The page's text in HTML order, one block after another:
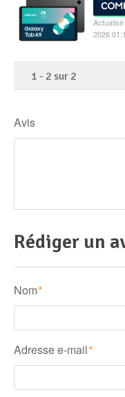
2026
1 - 2 sur 2
Avis
Rédiger un
Nom *
Adresse e-mail *